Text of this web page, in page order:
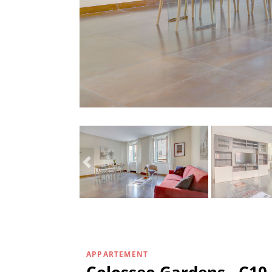
APPARTEMENT